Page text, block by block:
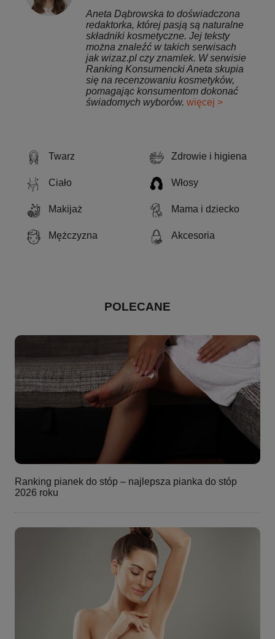
Twarz Zdrowie i higiena
Ciało Włosy
Makijaż Mama i dziecko
Mężczyzna Akcesoria
POLECANE
Ranking pianek do stóp – najlepsza pianka do stóp
2026 roku
Aneta Dąbrowska to doświadczona
redaktorka, której pasją są naturalne
składniki kosmetyczne. Jej teksty
można znaleźć w takich serwisach
jak wizaz.pl czy znamlek. W serwisie
Ranking Konsumencki Aneta skupia
się na recenzowaniu kosmetyków,
pomagając konsumentom dokonać
świadomych wyborów. więcej >